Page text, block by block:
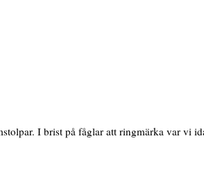
I brist på fåglar att ringmärka var vi